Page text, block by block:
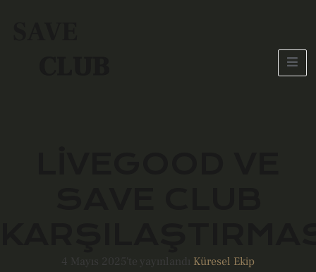
4 Mayıs 2025'te yayınlandı Küresel Ekip